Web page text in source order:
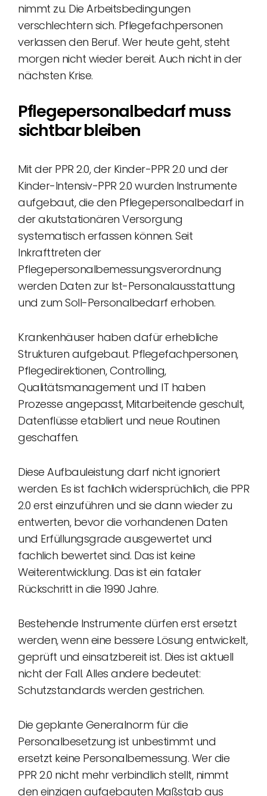
nimmt zu. Die Arbeitsbedingungen
verschlechtern sich. Pflegefachpersonen
verlassen den Beruf. Wer heute geht, steht
morgen nicht wieder bereit. Auch nicht in der
nächsten Krise.
Pflegepersonalbedarf muss
sichtbar bleiben
Mit der PPR 2.0, der Kinder-PPR 2.0 und der
Kinder-Intensiv-PPR 2.0 wurden Instrumente
aufgebaut, die den Pflegepersonalbedarf in
der akutstationären Versorgung
systematisch erfassen können. Seit
Inkrafttreten der
Pflegepersonalbemessungsverordnung
werden Daten zur Ist-Personalausstattung
und zum Soll-Personalbedarf erhoben.
Krankenhäuser haben dafür erhebliche
Strukturen aufgebaut. Pflegefachpersonen,
Pflegedirektionen, Controlling,
Qualitätsmanagement und IT haben
Prozesse angepasst, Mitarbeitende geschult,
Datenflüsse etabliert und neue Routinen
geschaffen.
Diese Aufbauleistung darf nicht ignoriert
werden. Es ist fachlich widersprüchlich, die PPR
2.0 erst einzuführen und sie dann wieder zu
entwerten, bevor die vorhandenen Daten
und Erfüllungsgrade ausgewertet und
fachlich bewertet sind. Das ist keine
Weiterentwicklung. Das ist ein fataler
Rückschritt in die 1990 Jahre.
Bestehende Instrumente dürfen erst ersetzt
werden, wenn eine bessere Lösung entwickelt,
geprüft und einsatzbereit ist. Dies ist aktuell
nicht der Fall. Alles andere bedeutet:
Schutzstandards werden gestrichen.
Die geplante Generalnorm für die
Personalbesetzung ist unbestimmt und
ersetzt keine Personalbemessung. Wer die
PPR 2.0 nicht mehr verbindlich stellt, nimmt
den einzigen aufgebauten Maßstab aus